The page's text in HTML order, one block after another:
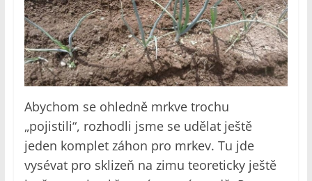
Abychom se ohledně mrkve trochu
„pojistili“, rozhodli jsme se udělat ještě
jeden komplet záhon pro mrkev. Tu jde
vysévat pro sklizeň na zimu teoreticky ještě